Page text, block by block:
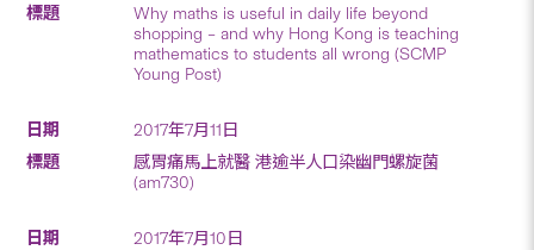
Why maths is useful in daily life beyond
shopping – and why Hong Kong is teaching
mathematics to students all wrong (SCMP
Young Post)
2017年7月11日
感胃痛馬上就醫 港逾半人口染幽門螺旋菌
(am730)
2017年7月10日